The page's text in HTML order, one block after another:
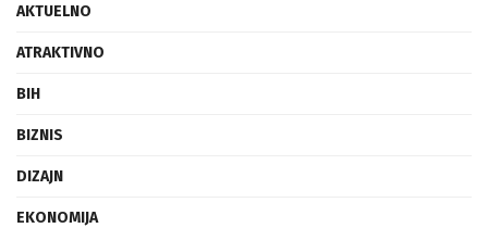
AKTUELNO
ATRAKTIVNO
BIH
BIZNIS
DIZAJN
EKONOMIJA